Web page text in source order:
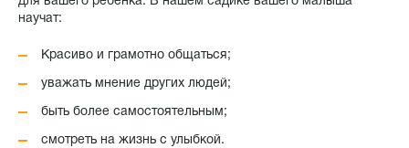
научат:
Красиво и грамотно общаться;
уважать мнение других людей;
быть более самостоятельным;
смотреть на жизнь с улыбкой.